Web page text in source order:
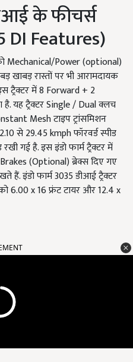
के फीचर्स
DI Features)
Mechanical/Power (optional)
खाबड़ रास्तों पर भी आरामदायक
ट्रैक्टर में 8 Forward + 2
है. यह ट्रैक्टर Single / Dual क्लच
Mesh टाइप ट्रांसमिशन
से 29.45 kmph फॉरवर्ड स्पीड
गई है. इस इंडो फार्म ट्रैक्टर में
(Optional) ब्रेक्स दिए गए
हैं. इंडो फार्म 3035 डीआई ट्रैक्टर
6.00 x 16 फ्रंट टायर और 12.4 x